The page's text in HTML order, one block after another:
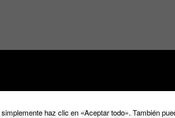
haz clic en «Aceptar todo». También